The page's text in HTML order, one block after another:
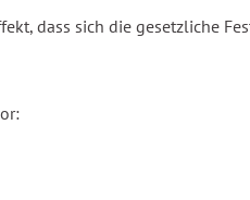
dass sich die gesetzliche